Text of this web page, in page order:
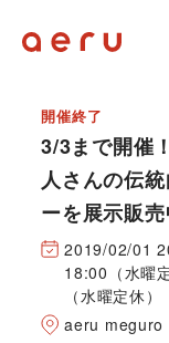
開催終了
3/3まで開催
人さんの伝
ーを展示販売
2019/02/01
18:00（水曜
（水曜定休）
aeru meguro